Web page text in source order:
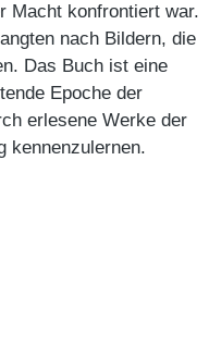
Macht konfrontiert war.
nach Bildern, die
Das Buch ist eine
Epoche der
erlesene Werke der
kennenzulernen.